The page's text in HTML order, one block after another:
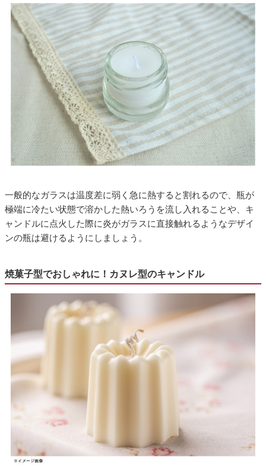
一般的なガラスは温度差に弱く急に熱すると割れるので、瓶が
極端に冷たい状態で溶かした熱いろうを流し入れることや、キ
ャンドルに点火した際に炎がガラスに直接触れるようなデザイ
ンの瓶は避けるようにしましょう。
焼菓子型でおしゃれに！カヌレ型のキャンドル